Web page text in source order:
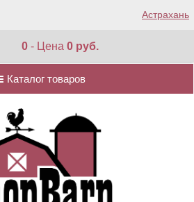
Астрахань
0 - Цена0 руб.
Каталог товаров